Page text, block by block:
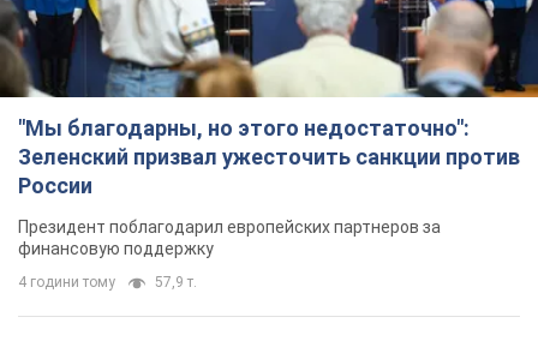
"Мы благодарны, но этого недостаточно":
Зеленский призвал ужесточить санкции против
России
Президент поблагодарил европейских партнеров за
финансовую поддержку
4 години тому 57,9 т.